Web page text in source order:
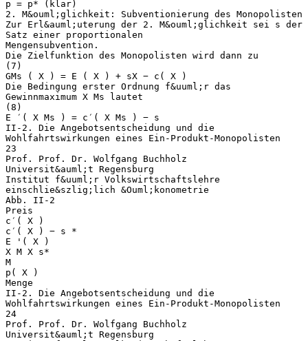
p = p* (klar)
2. M&ouml;glichkeit: Subventionierung des Monopolisten
Zur Erl&auml;uterung der 2. M&ouml;glichkeit sei s der
Satz einer proportionalen
Mengensubvention.
Die Zielfunktion des Monopolisten wird dann zu
(7)
GMs ( X ) = E ( X ) + sX − c( X )
Die Bedingung erster Ordnung f&uuml;r das
Gewinnmaximum X Ms lautet
(8)
E ′( X Ms ) = c′( X Ms ) − s
II-2. Die Angebotsentscheidung und die
Wohlfahrtswirkungen eines Ein-Produkt-Monopolisten
23
Prof. Prof. Dr. Wolfgang Buchholz
Universit&auml;t Regensburg
Institut f&uuml;r Volkswirtschaftslehre
einschlie&szlig;lich &Ouml;konometrie
Abb. II-2
Preis
c′( X )
c′( X ) − s *
E '( X )
X M X s*
M
p( X )
Menge
II-2. Die Angebotsentscheidung und die
Wohlfahrtswirkungen eines Ein-Produkt-Monopolisten
24
Prof. Prof. Dr. Wolfgang Buchholz
Universit&auml;t Regensburg